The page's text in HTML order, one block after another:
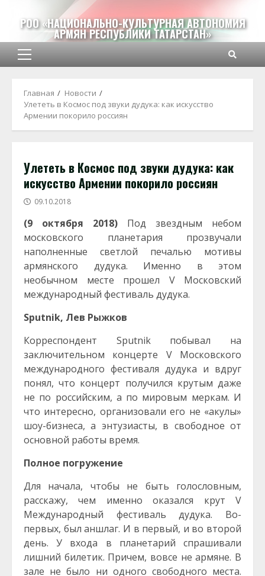
содержимому
РОО «НАЦИОНАЛЬНО-КУЛЬТУРНАЯ АВТОНОМИЯ
АРМЯН РЕСПУБЛИКИ ТАТАРСТАН»
Основное
Главная
Новости
Улететь в Космос под звуки дудука: как искусство
Армении покорило россиян
Улететь в Космос под звуки дудука: как
искусство Армении покорило россиян
09.10.2018
(9 октября 2018) Под звездным небом
московского планетария прозвучали
наполненные светлой печалью мотивы
армянского дудука. Именно в этом
необычном месте прошел V Московский
международный фестиваль дудука.
Sputnik, Лев Рыжков
Корреспондент Sputnik побывал на
заключительном концерте V Московского
международного фестиваля дудука и вдруг
понял, что концерт получился крутым даже
не по российским, а по мировым меркам. И
что интересно, организовали его не «акулы»
шоу-бизнеса, а энтузиасты, в свободное от
основной работы время.
Полное погружение
Для начала, чтобы не быть голословным,
расскажу, чем именно оказался крут V
Международный фестиваль дудука. Во-
первых, был аншлаг. И в первый, и во второй
день. У входа в планетарий спрашивали
лишний билетик. Причем, вовсе не армяне. В
зале не было ни одного свободного места.